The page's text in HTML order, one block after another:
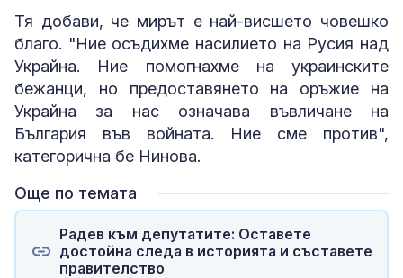
Тя добави, че мирът е най-висшето човешко
благо. "Ние осъдихме насилието на Русия над
Украйна. Ние помогнахме на украинските
бежанци, но предоставянето на оръжие на
Украйна за нас означава въвличане на
България във войната. Ние сме против",
категорична бе Нинова.
Още по темата
Радев към депутатите: Оставете
достойна следа в историята и съставете
правителство